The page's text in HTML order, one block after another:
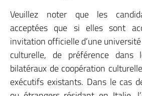
Veuillez noter que les
acceptées que si elles sont
invitation officielle d’une
culturelle, de préférence dans
bilatéraux de coopération
exécutifs existants. Dans le cas